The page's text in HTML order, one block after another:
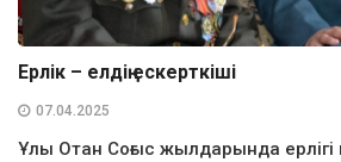
Ерлік – елдің ескерткіші
07.04.2025
Ұлы Отан Соғыс жылдарында ерлігі